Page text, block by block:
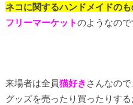
ネコに関するハンドメイドのも
フリーマーケットのようなので
来場者は全員猫好き さんなので
グッズを売ったり買ったりする